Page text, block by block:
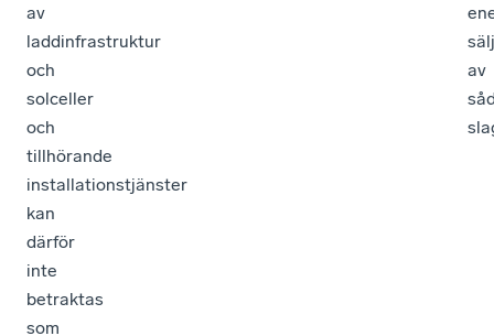
av
laddinfrastruktur
och
solceller
och
tillhörande
installationstjänster
kan
därför
inte
betraktas
som
av